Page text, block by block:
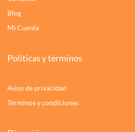
Blog
Mi Cuenta
Políticas y términos
Aviso de privacidad
Términos y condiciones